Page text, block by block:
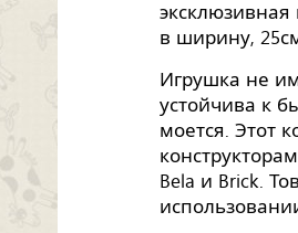
в ширину,
Игрушка не
устойчива к
моется. Этот
Bela и Brick.